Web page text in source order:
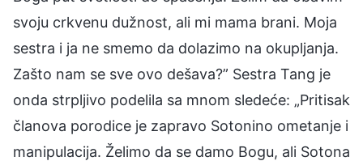
svoju crkvenu dužnost, ali mi mama brani. Moja
sestra i ja ne smemo da dolazimo na okupljanja.
Zašto nam se sve ovo dešava?” Sestra Tang je
onda strpljivo podelila sa mnom sledeće: „Pritisak
članova porodice je zapravo Sotonino ometanje i
manipulacija. Želimo da se damo Bogu, ali Sotona